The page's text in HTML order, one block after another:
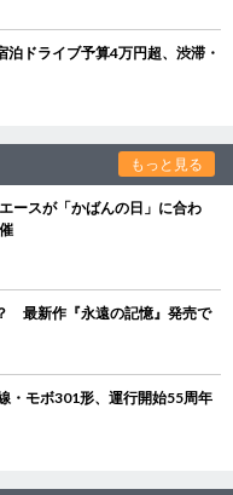
ドライブ予算4万円超、渋滞・
もっと見る
ースが「かばんの日」に合わ
最新作『永遠の記憶』発売で
・モボ301形、運行開始55周年